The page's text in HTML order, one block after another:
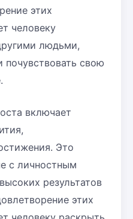
этих
человеку
людьми,
почувствовать свою
включает
Это
с личностным
результатов
этих